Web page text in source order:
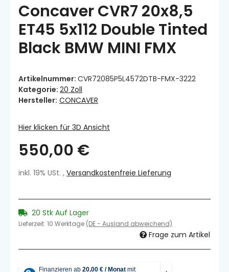
Concaver CVR7 20x8,5
ET45 5x112 Double Tinted
Black BMW MINI FMX
Artikelnummer: CVR72085P5L4572DTB-FMX-3222
Kategorie: 20 Zoll
Hersteller: CONCAVER
Hier klicken für 3D Ansicht
550,00 €
inkl. 19% USt. , Versandkostenfreie Lieferung
20 Stk Auf Lager
Lieferzeit: 10 Werktage (DE - Ausland abweichend)
Frage zum Artikel